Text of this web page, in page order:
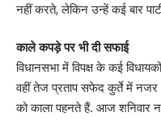
नहीं करते, लेकिन उन्हें कई बार
काले कपड़े पर भी दी सफाई
विधानसभा में विपक्ष के कई
वहीं तेज प्रताप सफेद कुर्ते में नजर
को काला पहनते हैं. आज शनिवार